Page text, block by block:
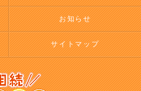
お知らせ
サイトマップ